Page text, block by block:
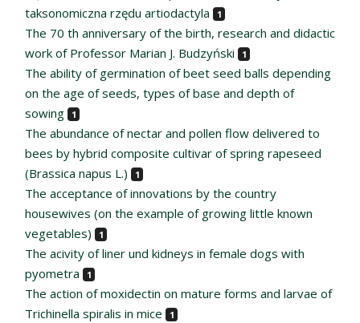
taksonomiczna rzędu artiodactyla
1
The 70 th anniversary of the birth, research and didactic
work of Professor Marian J. Budzyński
1
The ability of germination of beet seed balls depending
on the age of seeds, types of base and depth of
sowing
1
The abundance of nectar and pollen flow delivered to
bees by hybrid composite cultivar of spring rapeseed
(Brassica napus L.)
1
The acceptance of innovations by the country
housewives (on the example of growing little known
vegetables)
1
The acivity of liner und kidneys in female dogs with
pyometra
1
The action of moxidectin on mature forms and larvae of
Trichinella spiralis in mice
1